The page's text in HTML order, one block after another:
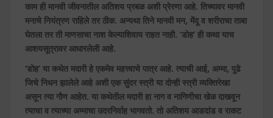
काम ही मानवी जीवनातील अतिशय प्रबळ अशी प्रेरणा आहे. तिच्यावर मानवी
मनाचे नियंत्रण राहिले तर ठीक. अन्यथा तिने मानवी मन, मेंदू व शरीराचा ताबा
घेतला तर ती माणसाचा नाश केल्याशिवाय राहत नाही. ‘डोह’ ही कथा याच
आशयसूत्रावर आधारलेली आहे.
‘डोह’ या कथेत मदारी हे एकमेव महत्त्वाचे पात्र आहे. त्याची आई, अम्मा, पुढे
जिचे निधन झालेले आहे अशी एक सुंदर स्त्री या दोन्ही स्त्री व्यक्तिरेखा
असून त्या गौण आहेत. या कथेतील मदारी हा नाग व नागिणीचा खेळ दाखवून
त्याचा व त्याच्या अम्माचा उदरनिर्वाह भागवतो. तो अतिशय आडदांड व राकट